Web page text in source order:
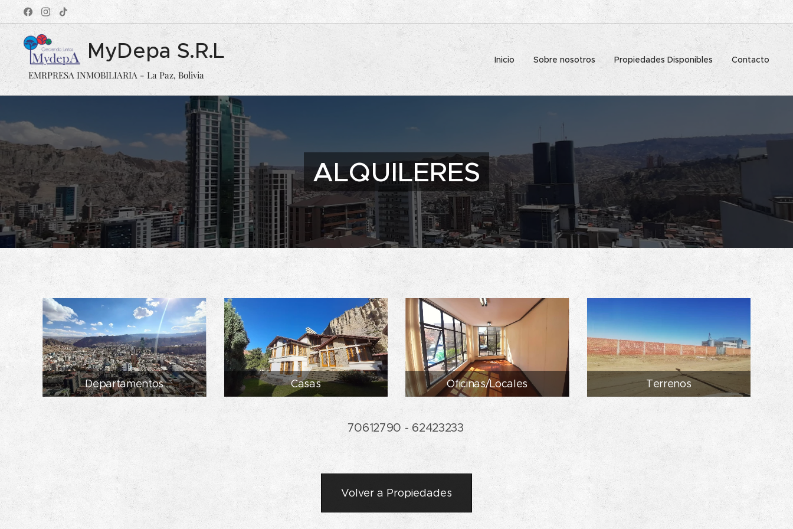
MyDepa S.R.L
EMRPRESA INMOBILIARIA - La Paz, Bolivia
Inicio Sobre nosotros Propiedades Disponibles Contacto
ALQUILERES
Departamentos Casas Oficinas/Locales Terrenos
☎ 70612790 - 62423233
Volver a Propiedades